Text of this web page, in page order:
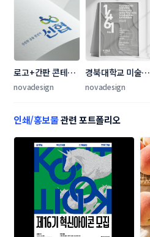
로고+간판 콘테스
트
novadesign
경북대학교 미술학
과 제40회 졸업전
novadesign
인쇄/홍보물관련 포트폴리오